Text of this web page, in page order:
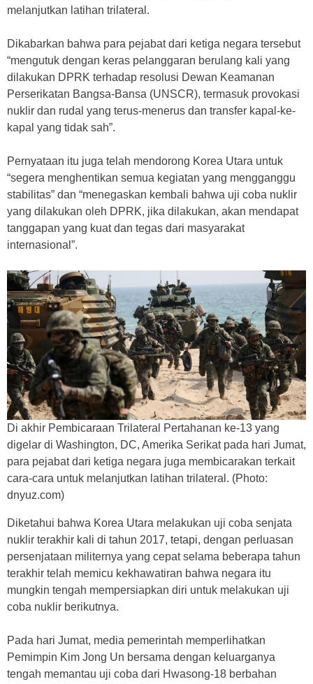
melanjutkan latihan trilateral.
Dikabarkan bahwa para pejabat dari ketiga negara tersebut
“mengutuk dengan keras pelanggaran berulang kali yang
dilakukan DPRK terhadap resolusi Dewan Keamanan
Perserikatan Bangsa-Bansa (UNSCR), termasuk provokasi
nuklir dan rudal yang terus-menerus dan transfer kapal-ke-
kapal yang tidak sah”.
Pernyataan itu juga telah mendorong Korea Utara untuk
“segera menghentikan semua kegiatan yang mengganggu
stabilitas” dan “menegaskan kembali bahwa uji coba nuklir
yang dilakukan oleh DPRK, jika dilakukan, akan mendapat
tanggapan yang kuat dan tegas dari masyarakat
internasional”.
Di akhir Pembicaraan Trilateral Pertahanan ke-13 yang
digelar di Washington, DC, Amerika Serikat pada hari Jumat,
para pejabat dari ketiga negara juga membicarakan terkait
cara-cara untuk melanjutkan latihan trilateral. (Photo:
dnyuz.com)
Diketahui bahwa Korea Utara melakukan uji coba senjata
nuklir terakhir kali di tahun 2017, tetapi, dengan perluasan
persenjataan militernya yang cepat selama beberapa tahun
terakhir telah memicu kekhawatiran bahwa negara itu
mungkin tengah mempersiapkan diri untuk melakukan uji
coba nuklir berikutnya.
Pada hari Jumat, media pemerintah memperlihatkan
Pemimpin Kim Jong Un bersama dengan keluarganya
tengah memantau uji coba dari Hwasong-18 berbahan